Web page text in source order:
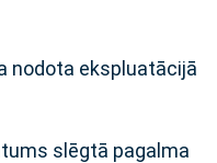
nodota ekspluatācijā
slēgtā pagalma